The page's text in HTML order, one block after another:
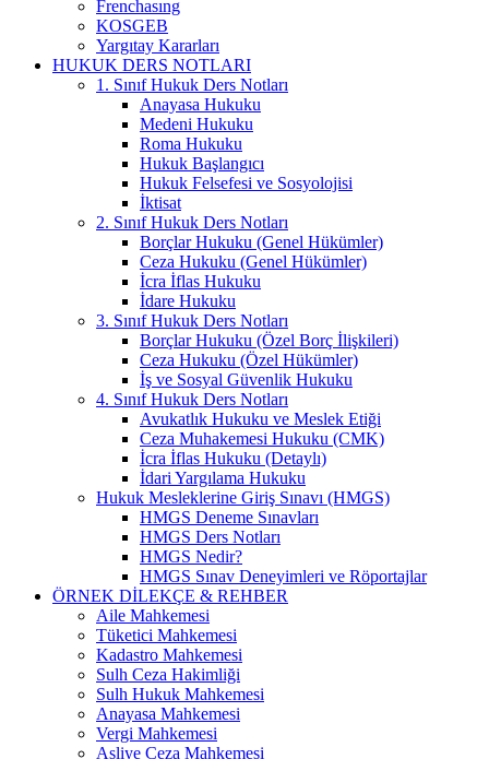
Frenchasıng
KOSGEB
Yargıtay Kararları
HUKUK DERS NOTLARI
1. Sınıf Hukuk Ders Notları
Anayasa Hukuku
Medeni Hukuku
Roma Hukuku
Hukuk Başlangıcı
Hukuk Felsefesi ve Sosyolojisi
İktisat
2. Sınıf Hukuk Ders Notları
Borçlar Hukuku (Genel Hükümler)
Ceza Hukuku (Genel Hükümler)
İcra İflas Hukuku
İdare Hukuku
3. Sınıf Hukuk Ders Notları
Borçlar Hukuku (Özel Borç İlişkileri)
Ceza Hukuku (Özel Hükümler)
İş ve Sosyal Güvenlik Hukuku
4. Sınıf Hukuk Ders Notları
Avukatlık Hukuku ve Meslek Etiği
Ceza Muhakemesi Hukuku (CMK)
İcra İflas Hukuku (Detaylı)
İdari Yargılama Hukuku
Hukuk Mesleklerine Giriş Sınavı (HMGS)
HMGS Deneme Sınavları
HMGS Ders Notları
HMGS Nedir?
HMGS Sınav Deneyimleri ve Röportajlar
ÖRNEK DILEKÇE & REHBER
Aile Mahkemesi
Tüketici Mahkemesi
Kadastro Mahkemesi
Sulh Ceza Hakimliği
Sulh Hukuk Mahkemesi
Anayasa Mahkemesi
Vergi Mahkemesi
Asliye Ceza Mahkemesi